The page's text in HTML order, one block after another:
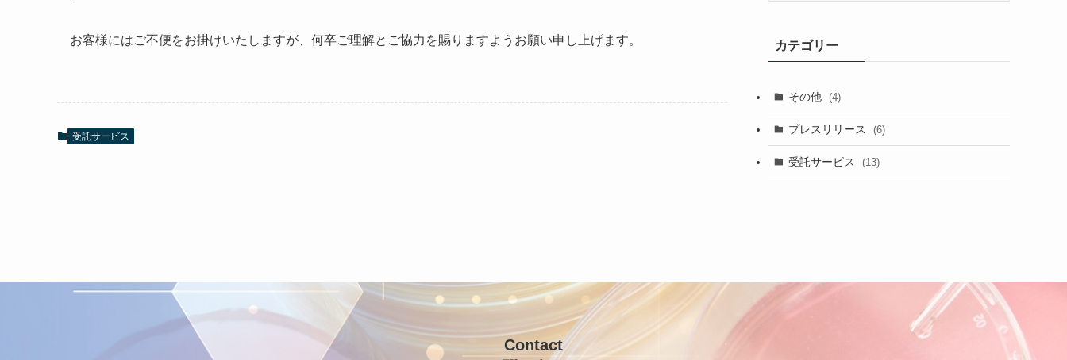
お客様にはご不便をお掛けいたしますが、何卒ご理解とご協力を賜りますようお願い申し上げます。
受託サービス
ブカテゴリー
その他 (4)
プレスリリース (6)
受託サービス (13)
Contact